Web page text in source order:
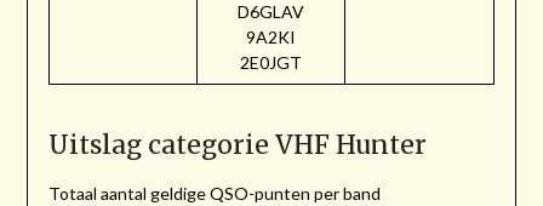
D6GLAV
9A2KI
2E0JGT
Uitslag categorie VHF Hunter
Totaal aantal geldige QSO-punten per band